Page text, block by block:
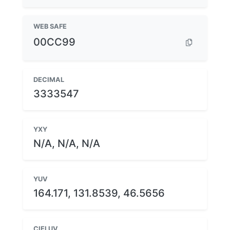
WEB SAFE
00CC99
DECIMAL
3333547
YXY
N/A, N/A, N/A
YUV
164.171, 131.8539, 46.5656
CIELUV